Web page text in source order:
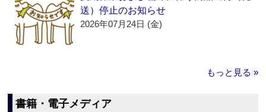
送）停止のお知らせ
2026年07月24日 (金)
もっと見る »
書籍・電子メディア